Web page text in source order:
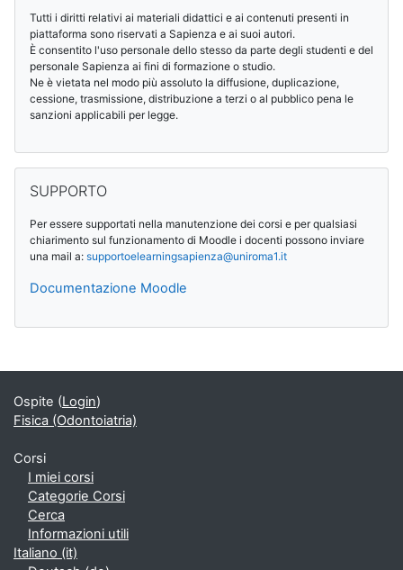
Tutti i diritti relativi ai materiali didattici e ai contenuti presenti in
piattaforma sono riservati a Sapienza e ai suoi autori.
È consentito l'uso personale dello stesso da parte degli studenti e del
personale Sapienza ai fini di formazione o studio.
Ne è vietata nel modo più assoluto la diffusione, duplicazione,
cessione, trasmissione, distribuzione a terzi o al pubblico pena le
sanzioni applicabili per legge.
SUPPORTO
Per essere supportati nella manutenzione dei corsi e per qualsiasi
chiarimento sul funzionamento di Moodle i docenti possono inviare
una mail a: supportoelearningsapienza@uniroma1.it
Documentazione Moodle
Blocchi supplementari
Ospite (Login)
Fisica (Odontoiatria)
Corsi
I miei corsi
Categorie Corsi
Cerca
Informazioni utili
Italiano ‎(it)‎